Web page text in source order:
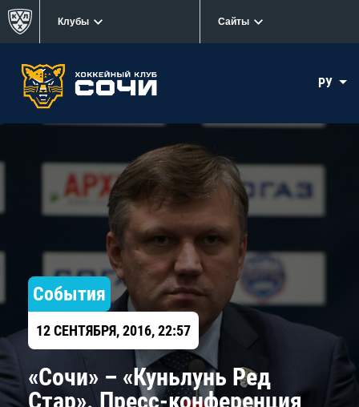
Клубы Сайты
РУ
События
12 СЕНТЯБРЯ, 2016, 22:57
«Сочи» – «Куньлунь Ред
Стар». Пресс-конференция